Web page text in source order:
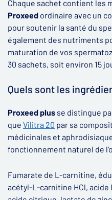
Chaque sachet contient les
Proxeed ordinaire avec un
pour soutenir la santé du
également des nutriments
maturation de vos
30 sachets, soit environ 15
Quels sont les
Proxeed plus se distingue
que Vilitra 20 par sa
médicinales et
fonctionnement naturel de
Fumarate de L-carnitine,
acétyl-L-carnitine HCl, acide